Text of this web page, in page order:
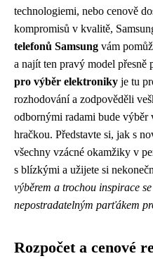
technologiemi, nebo cenově
kompromisů v kvalitě,
telefonů Samsung vám
a najít ten pravý model přesně
pro výběr elektroniky je tu
rozhodování a zodpověděli
odbornými radami bude výběr
hračkou. Představte si, jak s
všechny vzácné okamžiky v
s blízkými a užijete si
výběrem a trochou inspirace
nepostradatelným parťákem
Rozpočet a cenové